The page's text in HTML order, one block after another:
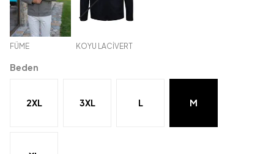
FÜME KOYU LACİVERT
Beden
2XL 3XL L M